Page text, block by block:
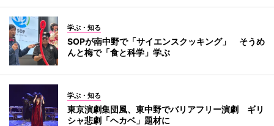
学ぶ・知る
SOPが南中野で「サイエンスクッキング」 そうめ
んと梅で「食と科学」学ぶ
学ぶ・知る
東京演劇集団風、東中野でバリアフリー演劇 ギリ
シャ悲劇「ヘカベ」題材に